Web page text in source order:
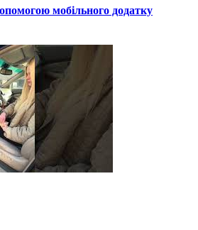
мобільного додатку